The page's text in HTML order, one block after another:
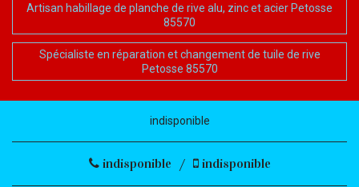
Artisan habillage de planche de rive alu, zinc et acier Petosse
85570
Spécialiste en réparation et changement de tuile de rive
Petosse 85570
indisponible
indisponible / indisponible